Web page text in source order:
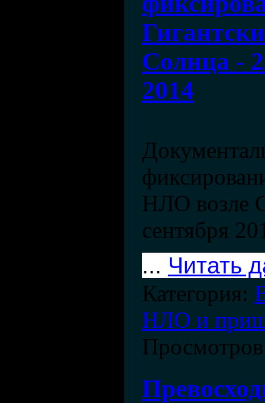
Солнца -
2014
НЛО возле
сентября
... Читать
Категория:
НЛО и